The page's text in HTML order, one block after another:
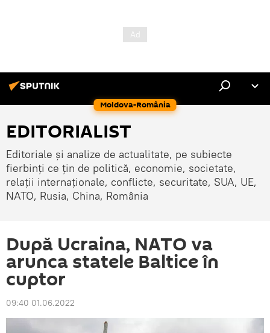
Moldova-România
EDITORIALIST
Editoriale și analize de actualitate, pe subiecte
fierbinți ce țin de politică, economie, societate,
relații internaționale, conflicte, securitate, SUA, UE,
NATO, Rusia, China, România
După Ucraina, NATO va
arunca statele Baltice în
cuptor
09:40 01.06.2022